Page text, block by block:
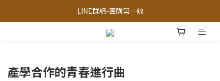
三峽區農會-獨家限定「梨仔筍金醬」
LINE群組-團購第一線
LINE官方客服
產學合作的青春進行曲